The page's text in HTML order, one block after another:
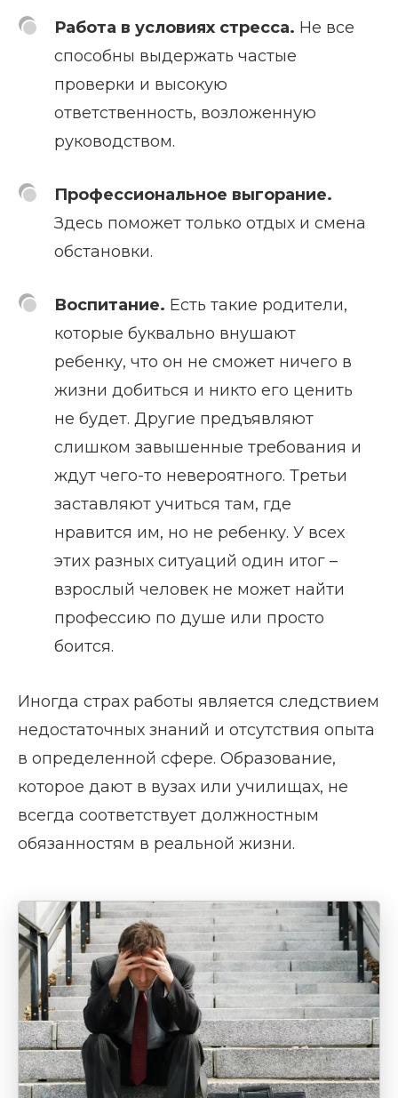
Работа в условиях стресса. Не все
способны выдержать частые
проверки и высокую
ответственность, возложенную
руководством.
Профессиональное выгорание.
Здесь поможет только отдых и смена
обстановки.
Воспитание. Есть такие родители,
которые буквально внушают
ребенку, что он не сможет ничего в
жизни добиться и никто его ценить
не будет. Другие предъявляют
слишком завышенные требования и
ждут чего-то невероятного. Третьи
заставляют учиться там, где
нравится им, но не ребенку. У всех
этих разных ситуаций один итог –
взрослый человек не может найти
профессию по душе или просто
боится.
Иногда страх работы является следствием
недостаточных знаний и отсутствия опыта
в определенной сфере. Образование,
которое дают в вузах или училищах, не
всегда соответствует должностным
обязанностям в реальной жизни.